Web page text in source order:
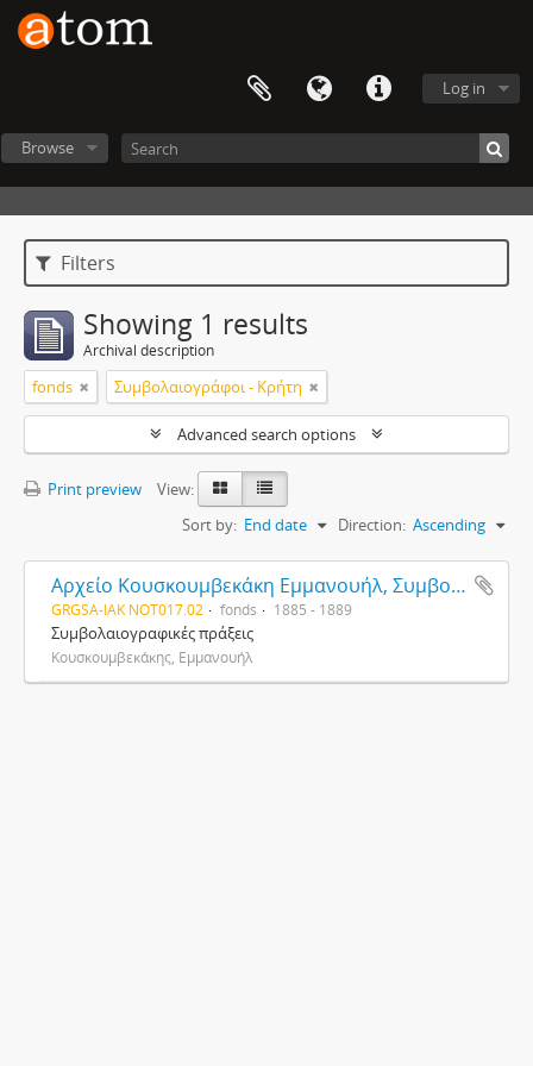
Log in
Browse
Filters
Showing 1 results
Archival description
fonds Συμβολαιογράφοι - Κρήτη
Advanced search options
Print preview
View:
Sort by: End date Direction: Ascending
Αρχείο Κουσκουμβεκάκη Εμμανουήλ, Συμβολαιογράφου
GRGSA-IAK NOT017.02 fonds 1885 - 1889
Συμβολαιογραφικές πράξεις
Κουσκουμβεκάκης, Εμμανουήλ